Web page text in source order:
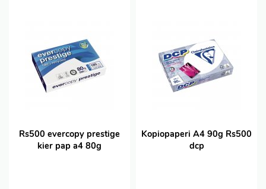
Rs500 evercopy prestige
kier pap a4 80g
Kopiopaperi A4 90g Rs500
dcp